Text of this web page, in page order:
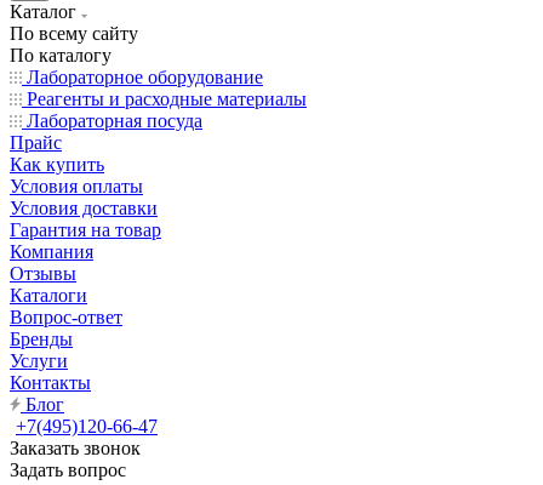
Каталог
По всему сайту
По каталогу
Лабораторное оборудование
Реагенты и расходные материалы
Лабораторная посуда
Прайс
Как купить
Условия оплаты
Условия доставки
Гарантия на товар
Компания
Отзывы
Каталоги
Вопрос-ответ
Бренды
Услуги
Контакты
Блог
+7(495)120-66-47
Заказать звонок
Задать вопрос